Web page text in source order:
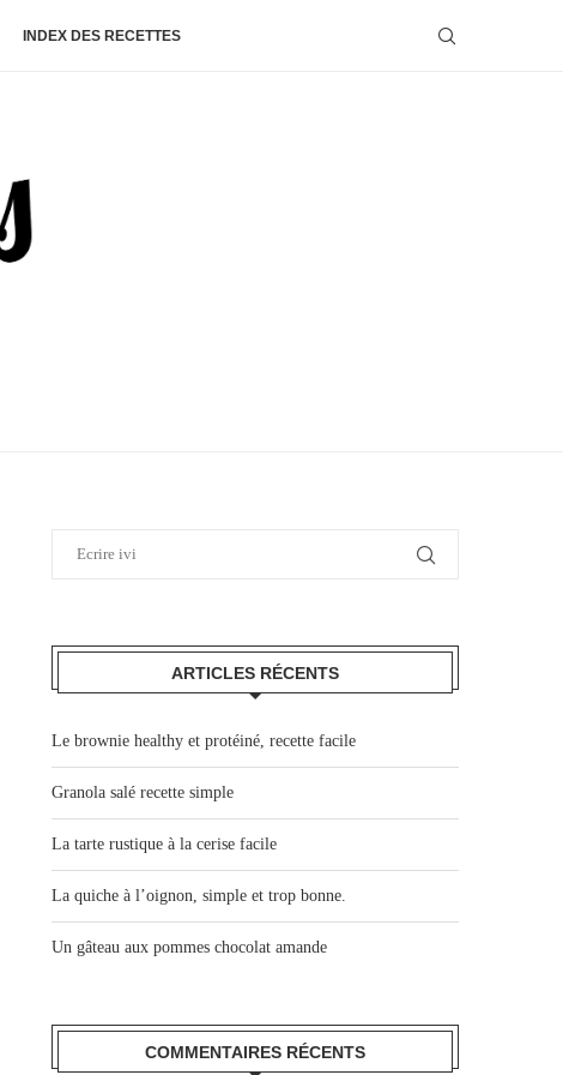
INDEX DES RECETTES
ARTICLES RÉCENTS
Le brownie healthy et protéiné, recette facile
Granola salé recette simple
La tarte rustique à la cerise facile
La quiche à l’oignon, simple et trop bonne.
Un gâteau aux pommes chocolat amande
COMMENTAIRES RÉCENTS